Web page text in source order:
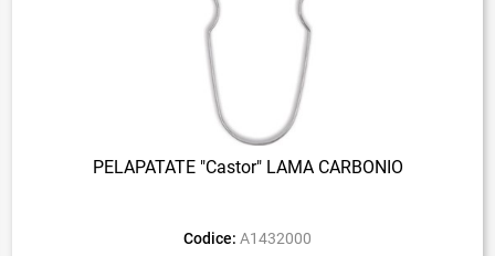
PELAPATATE "Castor" LAMA CARBONIO
Codice: A1432000